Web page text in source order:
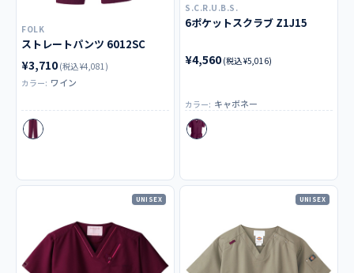
FOLK
ストレートパンツ 6012SC
¥3,710 (税込 ¥4,081)
カラー: ワイン
S.C.R.U.B.S.
6ポケットスクラブ Z1J15
¥4,560 (税込 ¥5,016)
カラー: キャボネー
UNISEX UNISEX